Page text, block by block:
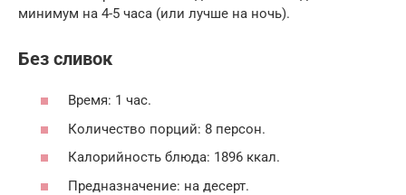
минимум на 4-5 часа (или лучше на ночь).
Без сливок
Время: 1 час.
Количество порций: 8 персон.
Калорийность блюда: 1896 ккал.
Предназначение: на десерт.